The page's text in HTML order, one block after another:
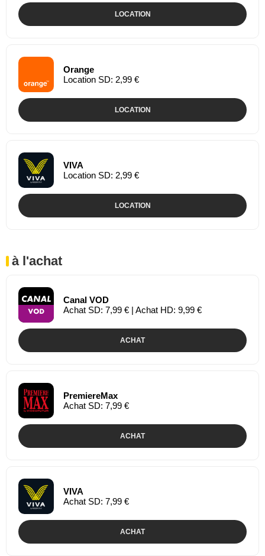
LOCATION
Orange
Location SD: 2,99 €
LOCATION
VIVA
Location SD: 2,99 €
LOCATION
à l'achat
Canal VOD
Achat SD: 7,99 € | Achat HD: 9,99 €
ACHAT
PremiereMax
Achat SD: 7,99 €
ACHAT
VIVA
Achat SD: 7,99 €
ACHAT